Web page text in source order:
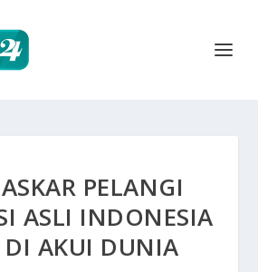
PELANGI
ASLI INDONESIA
DI AKUI DUNIA